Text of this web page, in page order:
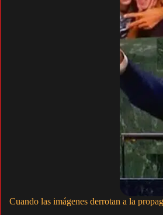
Cuando las imágenes derrotan a la